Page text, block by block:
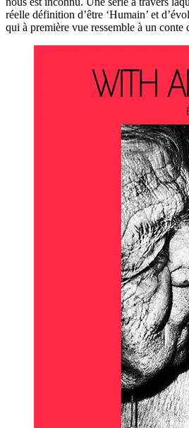
réelle définition d’être ‘Humain’ et
qui à première vue ressemble à un conte